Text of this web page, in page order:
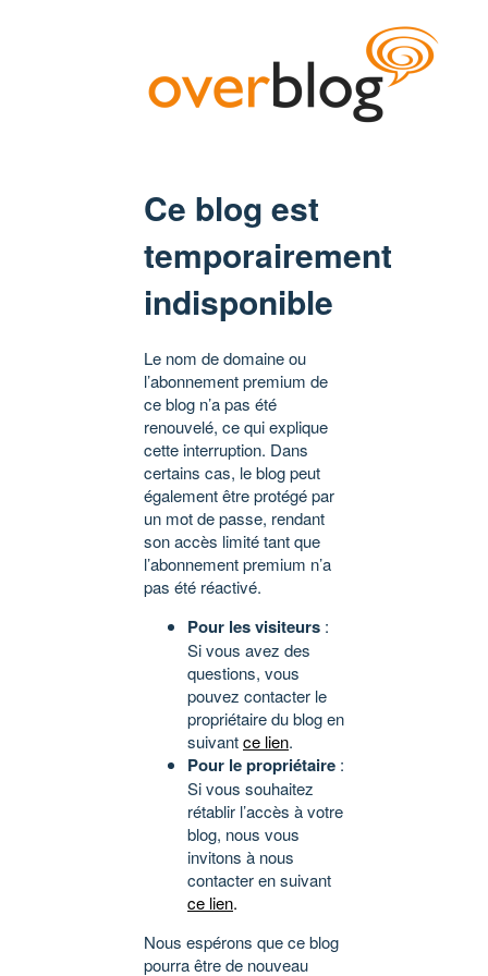
Ce blog est
temporairement
indisponible
Le nom de domaine ou
l’abonnement premium de
ce blog n’a pas été
renouvelé, ce qui explique
cette interruption. Dans
certains cas, le blog peut
également être protégé par
un mot de passe, rendant
son accès limité tant que
l’abonnement premium n’a
pas été réactivé.
Pour les visiteurs :
Si vous avez des
questions, vous
pouvez contacter le
propriétaire du blog en
suivantce lien.
Pour le propriétaire :
Si vous souhaitez
rétablir l’accès à votre
blog, nous vous
invitons à nous
contacter en suivant
ce lien.
Nous espérons que ce blog
pourra être de nouveau